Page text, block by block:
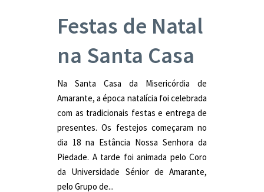
Festas de Natal
na Santa Casa
Na Santa Casa da Misericórdia de
Amarante, a época natalícia foi celebrada
com as tradicionais festas e entrega de
presentes. Os festejos começaram no
dia 18 na Estância Nossa Senhora da
Piedade. A tarde foi animada pelo Coro
da Universidade Sénior de Amarante,
pelo Grupo de...